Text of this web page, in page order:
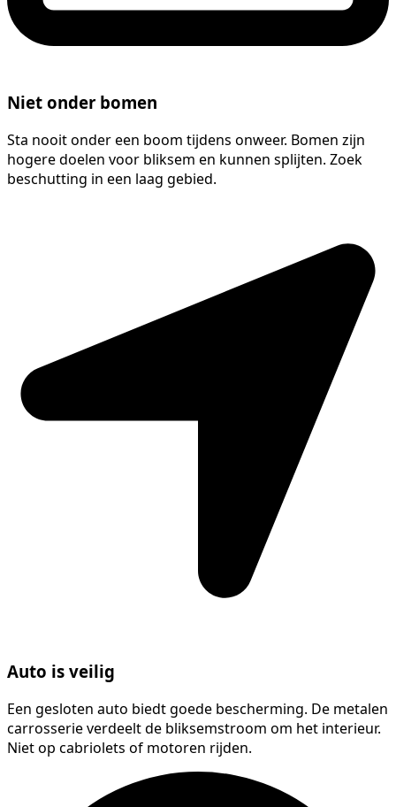
Niet onder bomen
Sta nooit onder een boom tijdens onweer. Bomen zijn
hogere doelen voor bliksem en kunnen splijten. Zoek
beschutting in een laag gebied.
Auto is veilig
Een gesloten auto biedt goede bescherming. De metalen
carrosserie verdeelt de bliksemstroom om het interieur.
Niet op cabriolets of motoren rijden.